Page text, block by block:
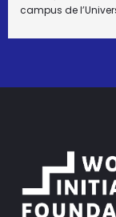
campus de